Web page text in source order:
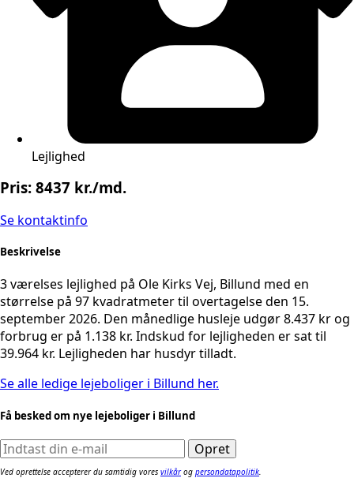
Lejlighed
Pris: 8437 kr./md.
Se kontaktinfo
Beskrivelse
3 værelses lejlighed på Ole Kirks Vej, Billund med en
størrelse på 97 kvadratmeter til overtagelse den 15.
september 2026. Den månedlige husleje udgør 8.437 kr og
forbrug er på 1.138 kr. Indskud for lejligheden er sat til
39.964 kr. Lejligheden har husdyr tilladt.
Se alle ledige lejeboliger i Billund her.
Få besked om nye lejeboliger i Billund
Ved oprettelse accepterer du samtidig vores vilkårog persondatapolitik